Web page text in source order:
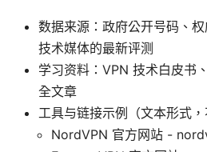
数据来源：政府公开号码、
技术媒体的最新评测
学习资料：VPN 技术白皮书
全文章
工具与链接示例（文本形式，
NordVPN 官方网站 -